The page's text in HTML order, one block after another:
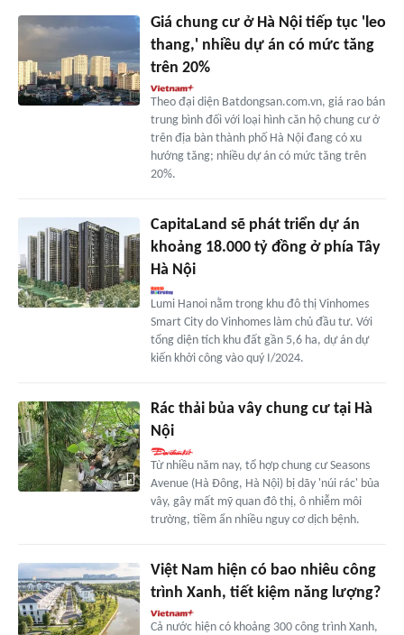
Giá chung cư ở Hà Nội tiếp tục 'leo
thang,' nhiều dự án có mức tăng
trên 20%
Theo đại diện Batdongsan.com.vn, giá rao bán
trung bình đối với loại hình căn hộ chung cư ở
trên địa bàn thành phố Hà Nội đang có xu
hướng tăng; nhiều dự án có mức tăng trên
20%.
CapitaLand sẽ phát triển dự án
khoảng 18.000 tỷ đồng ở phía Tây
Hà Nội
Lumi Hanoi nằm trong khu đô thị Vinhomes
Smart City do Vinhomes làm chủ đầu tư. Với
tổng diện tích khu đất gần 5,6 ha, dự án dự
kiến khởi công vào quý I/2024.
Rác thải bủa vây chung cư tại Hà
Nội
Từ nhiều năm nay, tổ hợp chung cư Seasons
Avenue (Hà Đông, Hà Nội) bị dãy 'núi rác' bủa
vây, gây mất mỹ quan đô thị, ô nhiễm môi
trường, tiềm ẩn nhiều nguy cơ dịch bệnh.
Việt Nam hiện có bao nhiêu công
trình Xanh, tiết kiệm năng lượng?
Cả nước hiện có khoảng 300 công trình Xanh,